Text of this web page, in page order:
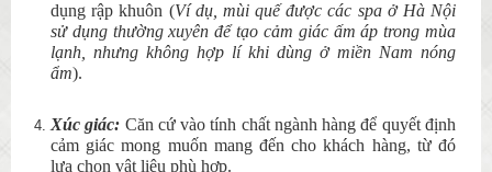
dụng rập khuôn (Ví dụ, mùi quế được các spa ở Hà Nội
sử dụng thường xuyên để tạo cảm giác ấm áp trong mùa
lạnh, nhưng không hợp lí khi dùng ở miền Nam nóng
ẩm).
Xúc giác: Căn cứ vào tính chất ngành hàng để quyết định
cảm giác mong muốn mang đến cho khách hàng, từ đó
lựa chọn vật liệu phù hợp.